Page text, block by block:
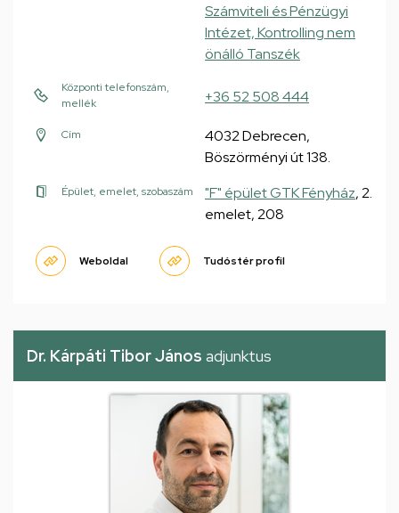
Számviteli és Pénzügyi
Intézet, Kontrolling nem
önálló Tanszék
Központi telefonszám,
mellék
+36 52 508 444
Cím
4032 Debrecen,
Böszörményi út 138.
Épület, emelet, szobaszám "F" épület GTK Fényház, 2.
emelet, 208
Weboldal Tudóstér profil
Dr. Kárpáti Tibor János adjunktus